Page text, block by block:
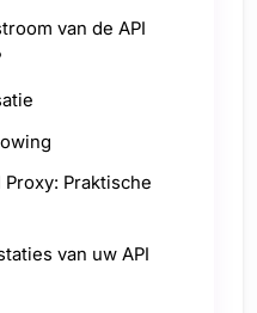
van de API
Praktische
van uw API